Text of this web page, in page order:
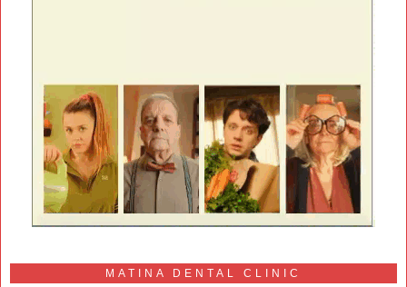
MATINA DENTAL CLINIC